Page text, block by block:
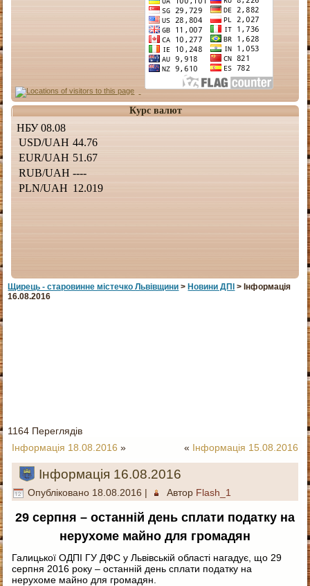
Курс валют
Щирець - старовинне мiстечко Львiвщини >Новини ДПІ > Інформація
16.08.2016
1164 Переглядів
Інформація 18.08.2016 » « Інформація 15.08.2016
Інформація 16.08.2016
Опубліковано 18.08.2016 | Автор Flash_1
29 серпня – останній день сплати податку на
нерухоме майно для громадян
Галицької ОДПІ ГУ ДФС у Львівській області нагадує, що 29
серпня 2016 року – останній день сплати податку на
нерухоме майно для громадян.